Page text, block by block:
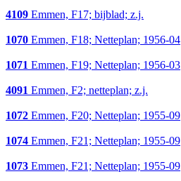
4109 Emmen, F17; bijblad; z.j.
1070 Emmen, F18; Netteplan; 1956-04
1071 Emmen, F19; Netteplan; 1956-03
4091 Emmen, F2; netteplan; z.j.
1072 Emmen, F20; Netteplan; 1955-09
1074 Emmen, F21; Netteplan; 1955-09
1073 Emmen, F21; Netteplan; 1955-09